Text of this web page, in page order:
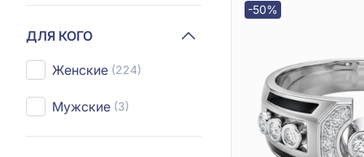
ДЛЯ КОГО
Женские (224)
Мужские (3)
-50%